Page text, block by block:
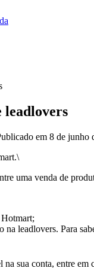
em 8 de junho
uma venda de
leadlovers. Para
sua conta, entre